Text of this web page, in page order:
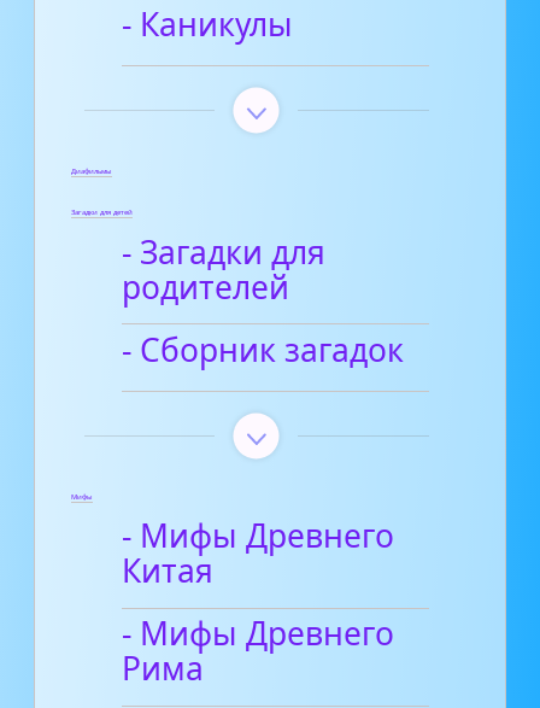
- Каникулы
Диафильмы
Загадки для детей
- Загадки для
родителей
- Сборник загадок
Мифы
- Мифы Древнего
Китая
- Мифы Древнего
Рима